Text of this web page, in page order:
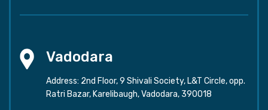
Vadodara
Address: 2nd Floor, 9 Shivali Society, L&T Circle, opp.
Ratri Bazar, Karelibaugh, Vadodara, 390018